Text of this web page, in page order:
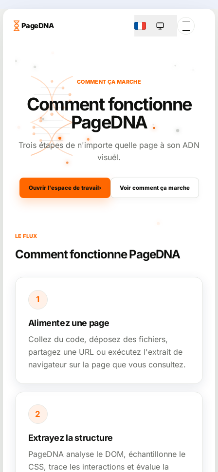
PageDNA
COMMENT ÇA MARCHE
Comment fonctionne
PageDNA
Trois étapes de n'importe quelle page à son ADN
visuel.
Ouvrir l'espace de travail› Voir comment ça marche
LE FLUX
Comment fonctionne PageDNA
1
Alimentez une page
Collez du code, déposez des fichiers,
partagez une URL ou exécutez l'extrait de
navigateur sur la page que vous consultez.
2
Extrayez la structure
PageDNA analyse le DOM, échantillonne le
CSS, trace les interactions et évalue la